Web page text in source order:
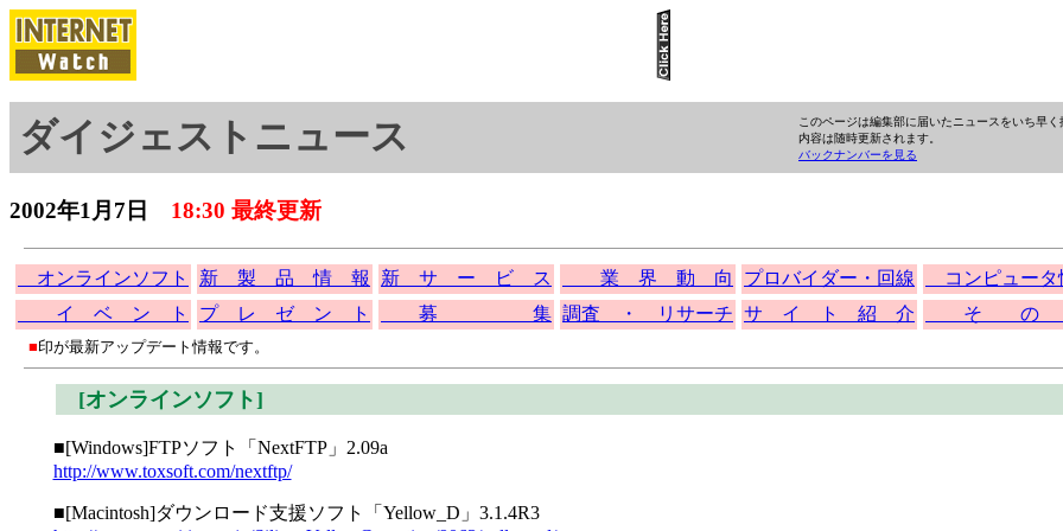
ダイジェストニュース
このページは編集部に届いたニュースをいち早く
内容は随時更新されます。
バックナンバーを見る
2002年1月7日 18:30 最終更新
オンラインソフト 新 製 品 情 報 新 サ ー ビ ス 業 界 動 向 プロバイダー・回線
コンピュータ
イ ベ ン ト
プ レ ゼ ン ト 募 集 調査 ・ リサーチ サ イ ト 紹 介 そ の
■印が最新アップデート情報です。
[オンラインソフト]
■[Windows]FTPソフト「NextFTP」2.09a
http://www.toxsoft.com/nextftp/
■[Macintosh]ダウンロード支援ソフト「Yellow_D」3.1.4R3